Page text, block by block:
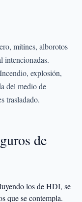
mítines, alborotos
intencionadas.
explosión,
del medio de
trasladado.
de
los de HDI, se
que se contempla.